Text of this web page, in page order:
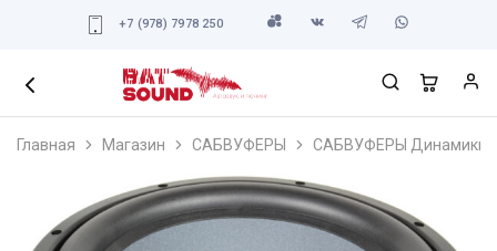
+7 (978) 7978 250
Главная Магазин САБВУФЕРЫ САБВУФЕРЫ Динамики